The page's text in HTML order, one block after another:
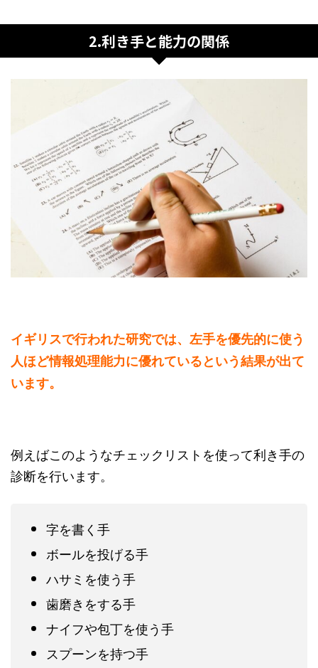
2.利き手と能力の関係
イギリスで行われた研究では、左手を優先的に使う
人ほど情報処理能力に優れているという結果が出て
います。
例えばこのようなチェックリストを使って利き手の
診断を行います。
字を書く手
ボールを投げる手
ハサミを使う手
歯磨きをする手
ナイフや包丁を使う手
スプーンを持つ手